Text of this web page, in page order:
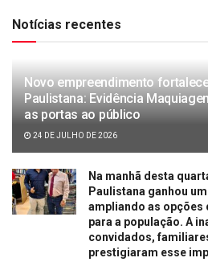
Notícias recentes
Novo empreendimento
Paulistana: Evidência
as portas ao público
24 DE JULHO DE 2026
Na manhã desta
Paulistana ganhou
ampliando as opções
para a população. A
convidados,
prestigiaram esse